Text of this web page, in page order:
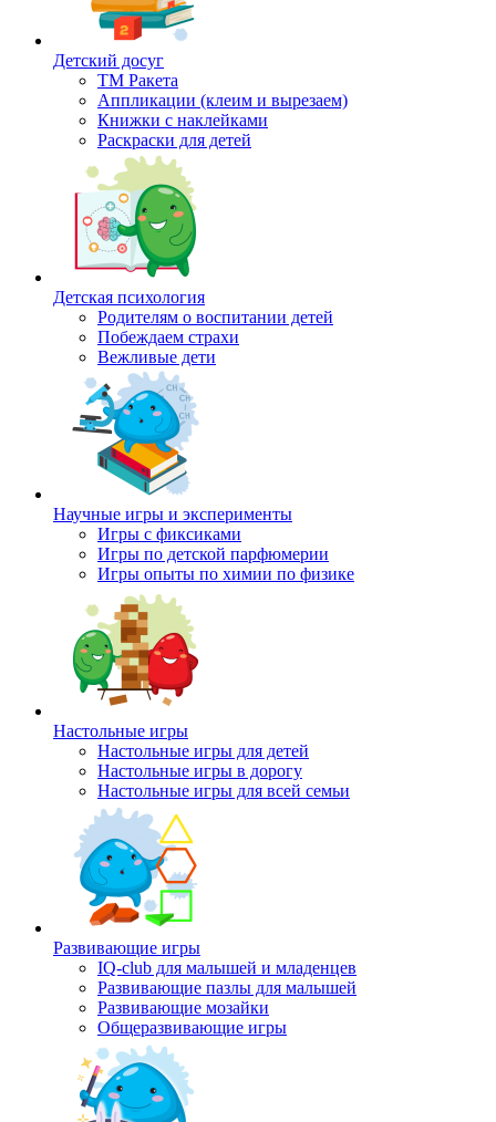
Детский досуг
ТМ Ракета
Аппликации (клеим и вырезаем)
Книжки с наклейками
Раскраски для детей
Детская психология
Родителям о воспитании детей
Побеждаем страхи
Вежливые дети
Научные игры и эксперименты
Игры с фиксиками
Игры по детской парфюмерии
Игры опыты по химии по физике
Настольные игры
Настольные игры для детей
Настольные игры в дорогу
Настольные игры для всей семьи
Развивающие игры
IQ-club для малышей и младенцев
Развивающие пазлы для малышей
Развивающие мозайки
Общеразвивающие игры